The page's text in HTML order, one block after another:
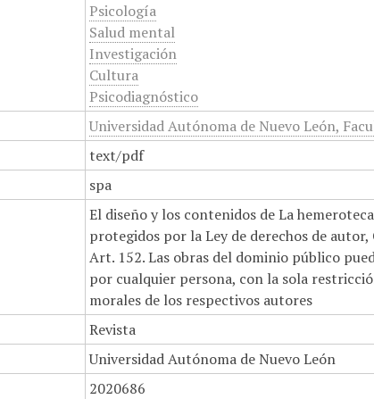
Psicología
Salud mental
Investigación
Cultura
Psicodiagnóstico
Universidad Autónoma de Nuevo León,
text/pdf
spa
El diseño y los contenidos de La
protegidos por la Ley de derechos de
Art. 152. Las obras del dominio público
por cualquier persona, con la sola
morales de los respectivos autores
Revista
Universidad Autónoma de Nuevo León
2020686